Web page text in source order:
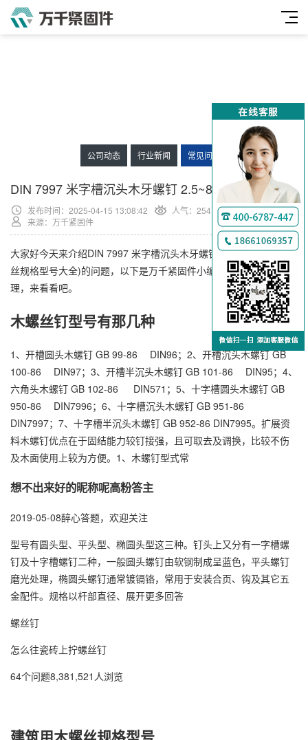
公司动态 行业新闻 常见问题
DIN 7997 米字槽沉头木牙螺钉 2.5~8
发布时间：2025-04-15 13:08:42 人气： 254
来源：万千紧固件
大家好今天来介绍DIN 7997 米字槽沉头木牙螺钉 2.5~8(建筑用木螺
丝规格型号大全)的问题，以下是万千紧固件小编对此问题的归纳整
理，来看看吧。
木螺丝钉型号有那几种
1、开槽圆头木螺钉 GB 99-86 DIN96；2、开槽沉头木螺钉 GB
100-86 DIN97；3、开槽半沉头木螺钉 GB 101-86 DIN95；4、
六角头木螺钉 GB 102-86 DIN571；5、十字槽圆头木螺钉 GB
950-86 DIN7996；6、十字槽沉头木螺钉 GB 951-86
DIN7997；7、十字槽半沉头木螺钉 GB 952-86 DIN7995。扩展资
料木螺钉优点在于固结能力较钉接强，且可取去及调换，比较不伤
及木面使用上较为方便。1、木螺钉型式常
想不出来好的昵称呢高粉答主
2019-05-08醉心答题，欢迎关注
型号有圆头型、平头型、椭圆头型这三种。钉头上又分有一字槽螺
钉及十字槽螺钉二种，一般圆头螺钉由软钢制成呈蓝色，平头螺钉
磨光处理，椭圆头螺钉通常镀镉铬，常用于安装合页、钩及其它五
金配件。规格以杆部直径、展开更多回答
螺丝钉
怎么往瓷砖上拧螺丝钉
64个问题8,381,521人浏览